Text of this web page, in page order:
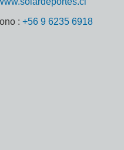
: +56 9 6235 6918